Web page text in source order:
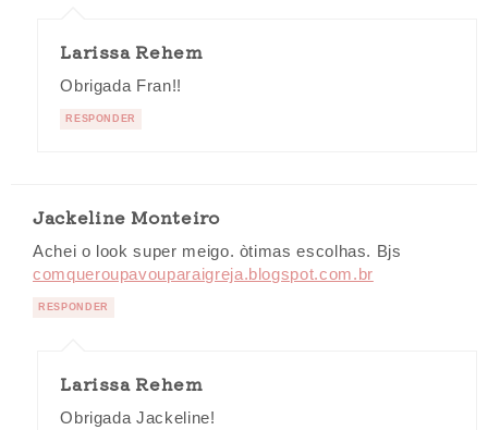
Larissa Rehem
Obrigada Fran!!
RESPONDER
Jackeline Monteiro
Achei o look super meigo. òtimas escolhas. Bjs
comqueroupavouparaigreja.blogspot.com.br
RESPONDER
Larissa Rehem
Obrigada Jackeline!